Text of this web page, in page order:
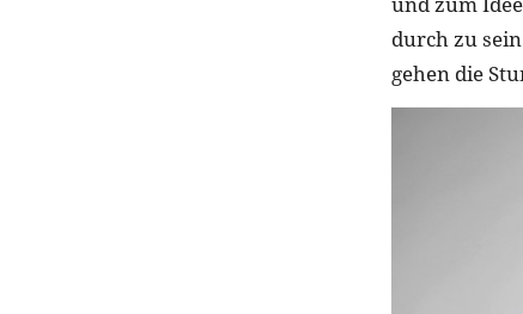
durch zu
gehen die